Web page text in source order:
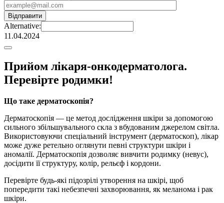
Alternative:
11.04.2024
Прийом лікаря-онкодерматолога.
Перевірте родимки!
Що таке дерматоскопія?
Дерматоскопія — це метод дослідження шкіри за допомогою
сильного збільшувального скла з вбудованим джерелом світла.
Використовуючи спеціальний інструмент (дерматоскоп), лікар
може дуже ретельно оглянути певні структури шкіри і
аномалії. Дерматоскопія дозволяє вивчити родимку (невус),
досідити її структуру, колір, рельєф і кордони.
Перевірте будь-які підозрілі утворення на шкірі, щоб
попередити такі небезпечні захворювання, як меланома і рак
шкіри.